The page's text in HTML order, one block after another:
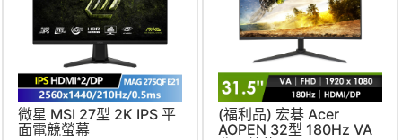
微星 MSI 27型 2K IPS 平
面電競螢幕
(福利品) 宏碁 Acer
AOPEN 32型 180Hz VA